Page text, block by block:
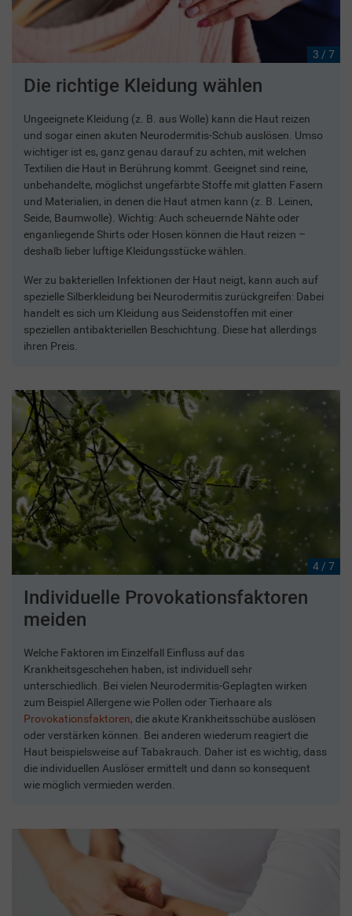
3 / 7
Die richtige Kleidung wählen
Ungeeignete Kleidung (z. B. aus Wolle) kann die Haut reizen
und sogar einen akuten Neurodermitis-Schub auslösen. Umso
wichtiger ist es, ganz genau darauf zu achten, mit welchen
Textilien die Haut in Berührung kommt. Geeignet sind reine,
unbehandelte, möglichst ungefärbte Stoffe mit glatten Fasern
und Materialien, in denen die Haut atmen kann (z. B. Leinen,
Seide, Baumwolle). Wichtig: Auch scheuernde Nähte oder
enganliegende Shirts oder Hosen können die Haut reizen –
deshalb lieber luftige Kleidungsstücke wählen.
Wer zu bakteriellen Infektionen der Haut neigt, kann auch auf
spezielle Silberkleidung bei Neurodermitis zurückgreifen: Dabei
handelt es sich um Kleidung aus Seidenstoffen mit einer
speziellen antibakteriellen Beschichtung. Diese hat allerdings
ihren Preis.
4 / 7
Individuelle Provokationsfaktoren
meiden
Welche Faktoren im Einzelfall Einfluss auf das
Krankheitsgeschehen haben, ist individuell sehr
unterschiedlich. Bei vielen Neurodermitis-Geplagten wirken
zum Beispiel Allergene wie Pollen oder Tierhaare als
Provokationsfaktoren, die akute Krankheitsschübe auslösen
oder verstärken können. Bei anderen wiederum reagiert die
Haut beispielsweise auf Tabakrauch. Daher ist es wichtig, dass
die individuellen Auslöser ermittelt und dann so konsequent
wie möglich vermieden werden.